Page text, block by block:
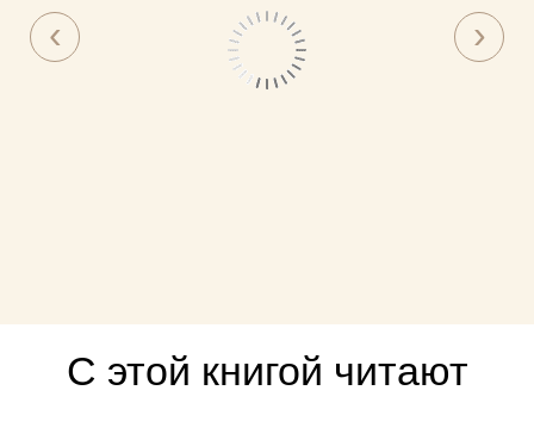
С этой книгой читают